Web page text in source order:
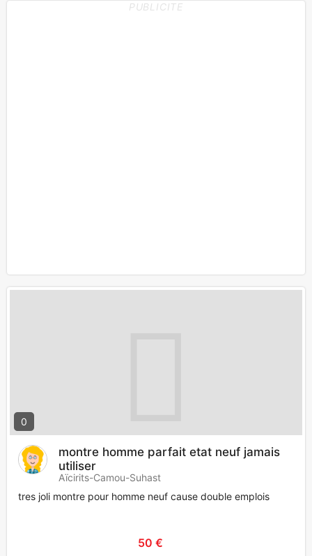
PUBLICITE
0
montre homme parfait etat neuf jamais
utiliser
Aïcirits-Camou-Suhast
tres joli montre pour homme neuf cause double emplois
50 €